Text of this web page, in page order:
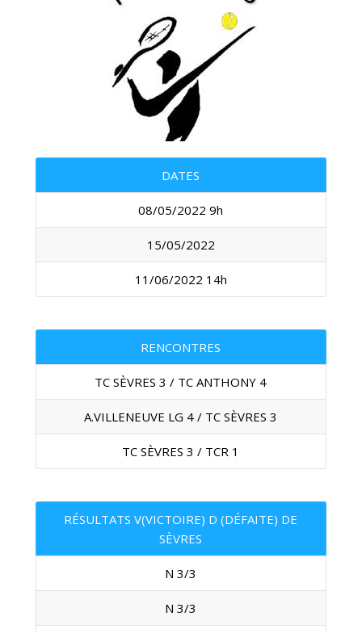
DATES
08/05/2022 9h
15/05/2022
11/06/2022 14h
RENCONTRES
TC SÈVRES 3 / TC ANTHONY 4
A.VILLENEUVE LG 4 / TC SÈVRES 3
TC SÈVRES 3 / TCR 1
RÉSULTATS V(VICTOIRE) D (DÉFAITE) DE
SÈVRES
N 3/3
N 3/3